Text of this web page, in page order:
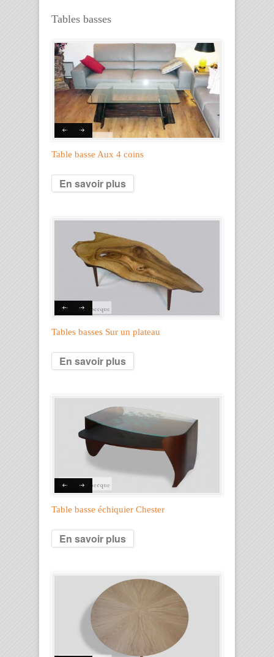
Tables basses
Table basse Aux 4 coins
En savoir plus
Tables basses Sur un plateau
En savoir plus
Table basse échiquier Chester
En savoir plus